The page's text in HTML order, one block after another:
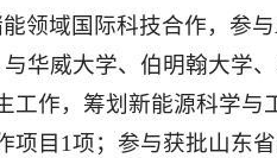
领域国际科技合作，参
华威大学、伯明翰大学
作，筹划新能源科学与
目1项；参与获批山东省